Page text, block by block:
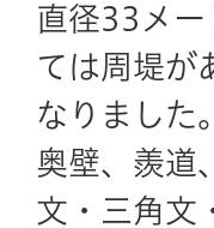
直径33メー
ては周堤が
なりました
奥壁、羨道
文・三角文